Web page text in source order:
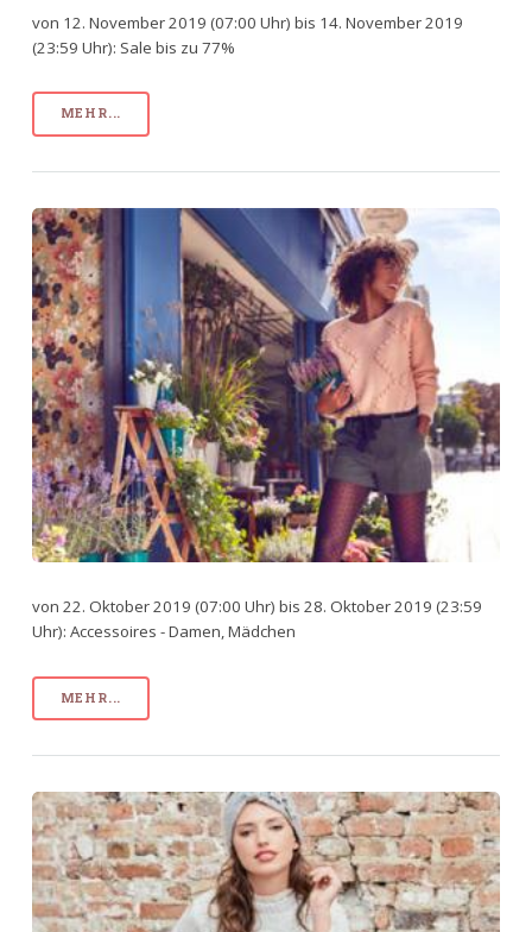
von 12. November 2019 (07:00 Uhr) bis 14. November 2019
(23:59 Uhr): Sale bis zu 77%
MEHR...
von 22. Oktober 2019 (07:00 Uhr) bis 28. Oktober 2019 (23:59
Uhr): Accessoires - Damen, Mädchen
MEHR...